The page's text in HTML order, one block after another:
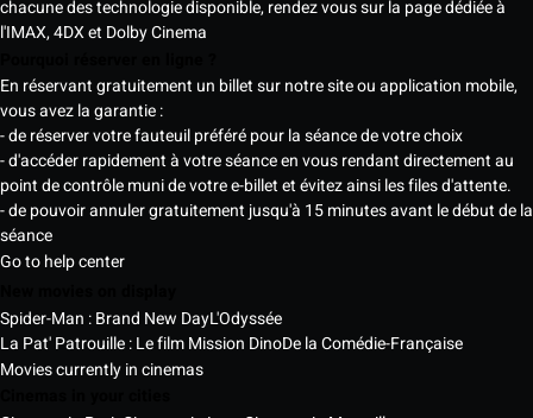
chacune des technologie disponible, rendez vous sur la page dédiée à
l'IMAX, 4DX et Dolby Cinema
En réservant gratuitement un billet sur notre site ou application mobile,
vous avez la garantie :
- de réserver votre fauteuil préféré pour la séance de votre choix
- d'accéder rapidement à votre séance en vous rendant directement au
point de contrôle muni de votre e-billet et évitez ainsi les files d'attente.
- de pouvoir annuler gratuitement jusqu'à 15 minutes avant le début de la
séance
Go to help center
Spider-Man : Brand New DayL'Odyssée
La Pat' Patrouille : Le film Mission DinoDe la Comédie-Française
Movies currently in cinemas